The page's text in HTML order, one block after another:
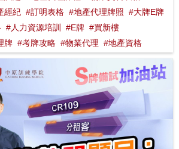
經紀 #訂明表格 #地產代理牌照 #大牌E牌
#人力資源培訓 #E牌 #買新樓
牌 #考牌攻略 #物業代理 #地產資格